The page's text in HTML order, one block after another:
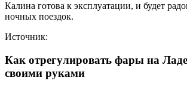
Калина готова к эксплуатации, и будет
ночных поездок.
Источник:
Как отрегулировать фары на
своими руками